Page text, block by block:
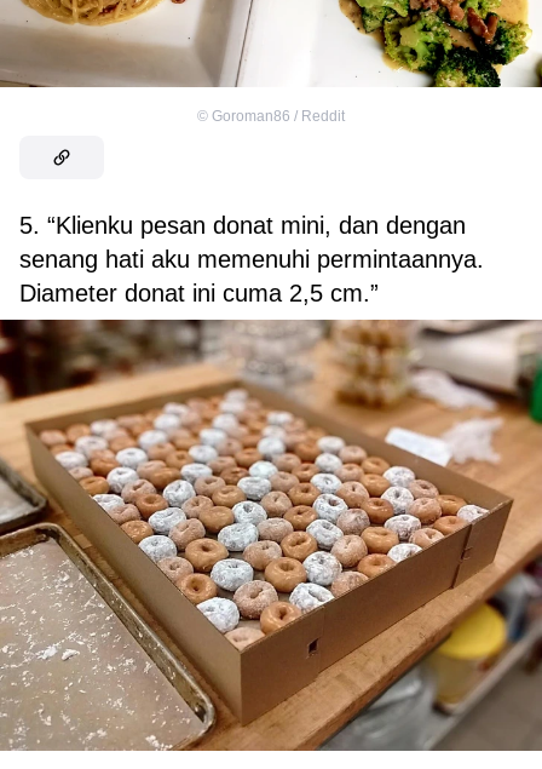
© Goroman86 / Reddit
5. “Klienku pesan donat mini, dan dengan
senang hati aku memenuhi permintaannya.
Diameter donat ini cuma 2,5 cm.”